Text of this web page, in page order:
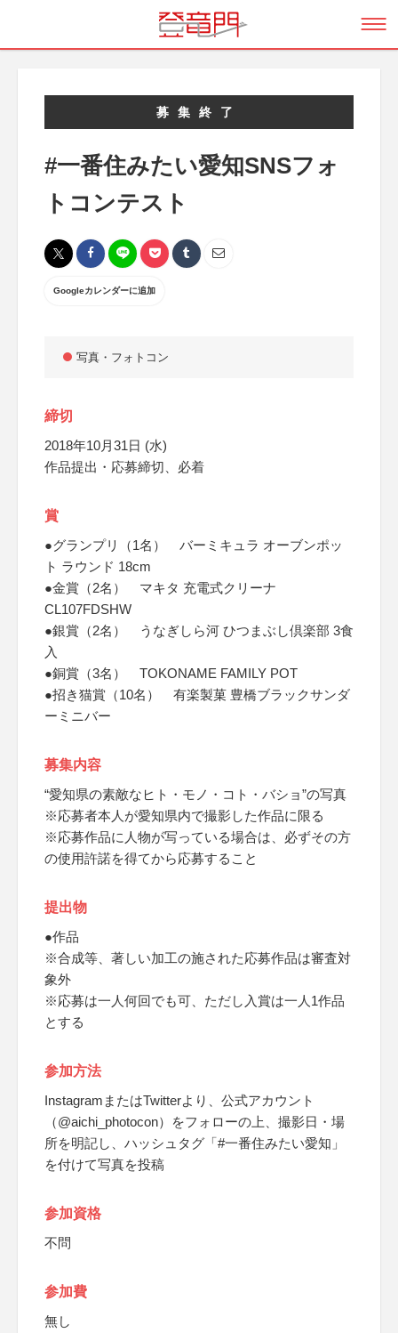
募集終了
#一番住みたい愛知SNSフォ
トコンテスト
Googleカレンダーに追加
写真・フォトコン
締切
2018年10月31日 (水)
作品提出・応募締切、必着
賞
●グランプリ（1名） バーミキュラ オーブンポッ
ト ラウンド 18cm
●金賞（2名） マキタ 充電式クリーナ
CL107FDSHW
●銀賞（2名） うなぎしら河 ひつまぶし倶楽部 3食
入
●銅賞（3名） TOKONAME FAMILY POT
●招き猫賞（10名） 有楽製菓 豊橋ブラックサンダ
ーミニバー
募集内容
“愛知県の素敵なヒト・モノ・コト・バショ”の写真
※応募者本人が愛知県内で撮影した作品に限る
※応募作品に人物が写っている場合は、必ずその方
の使用許諾を得てから応募すること
提出物
●作品
※合成等、著しい加工の施された応募作品は審査対
象外
※応募は一人何回でも可、ただし入賞は一人1作品
とする
参加方法
InstagramまたはTwitterより、公式アカウント
（@aichi_photocon）をフォローの上、撮影日・場
所を明記し、ハッシュタグ「#一番住みたい愛知」
を付けて写真を投稿
参加資格
不問
参加費
無し